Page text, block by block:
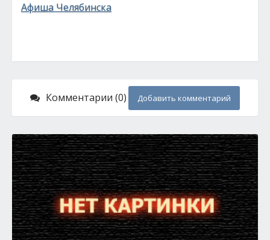
Афиша Челябинска
Комментарии (0) Добавить комментарий